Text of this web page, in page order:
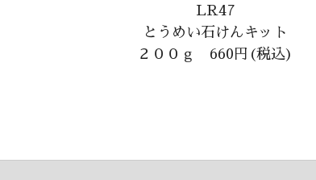
LR47
とうめい石けんキット
２００ｇ 660円(税込)